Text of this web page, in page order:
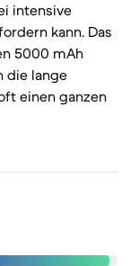
intensive
kann. Das
5000 mAh
die lange
einen ganzen